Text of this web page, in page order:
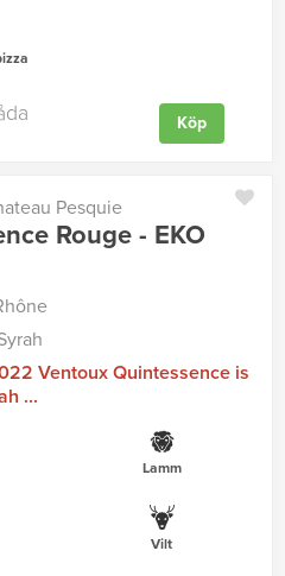
Köp
Pesquie
Rouge - EKO
Ventoux Quintessence is
...
Lamm
Vilt